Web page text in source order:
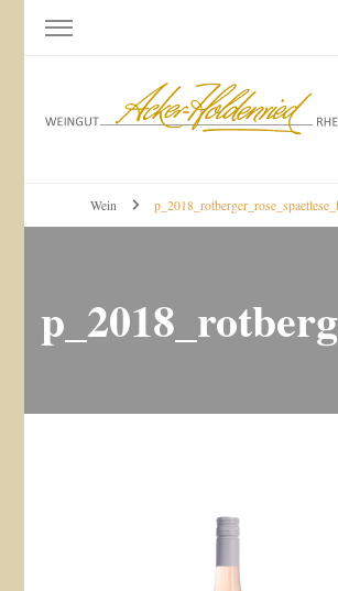
Weingut Acker-Holdenried
Bodenheim RHEINHESSEN
Wein